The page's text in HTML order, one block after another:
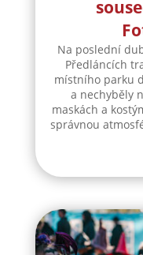
Na poslední
Předláncích
místního parku
a nechyběly
maskách a
správnou